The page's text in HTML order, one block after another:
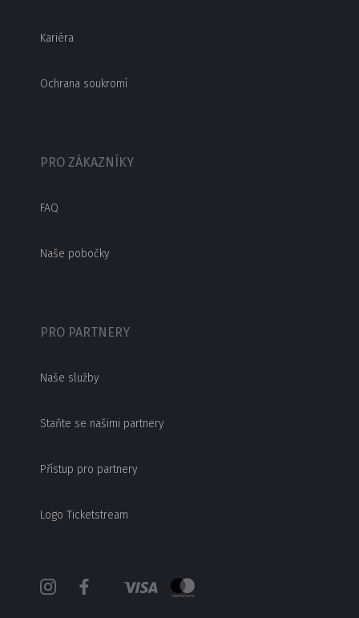
Kariéra
Ochrana soukromí
PRO ZÁKAZNÍKY
FAQ
Naše pobočky
PRO PARTNERY
Naše služby
Staňte se našimi partnery
Přístup pro partnery
Logo Ticketstream